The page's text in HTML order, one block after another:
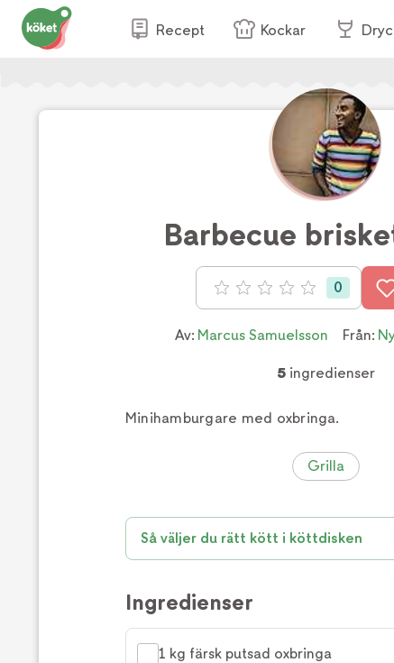
Recept Kockar
Barbecue
Betyg: 0 av 5 0
Av: Marcus Samuelsson Från:
5 ingredienser
Minihamburgare med oxbringa.
Grilla
Så väljer du rätt kött i köttdisken
Ingredienser
1 kg färsk putsad oxbringa